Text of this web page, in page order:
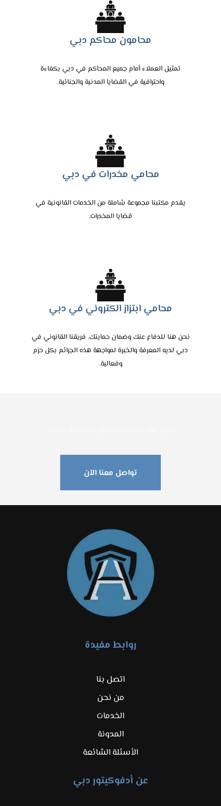
محامون محاكم دبي
تمثيل العملاء أمام جميع المحاكم في دبي بكفاءة
واحترافية في القضايا المدنية والجنائية.
محامي مخدرات في دبي
يقدم مكتبنا مجموعة شاملة من الخدمات القانونية في
قضايا المخدرات.
محامي ابتزاز الكتروني في دبي
نحن هنا للدفاع عنك وضمان حمايتك. فريقنا القانوني في
دبي لديه المعرفة والخبرة لمواجهة هذه الجرائم بكل حزم
وفعالية.
تواصل معنا الآن
روابط مفيدة
اتصل بنا
من نحن
الخدمات
المدونة
الأسئلة الشائعة
عن أدفوكيتور دبي